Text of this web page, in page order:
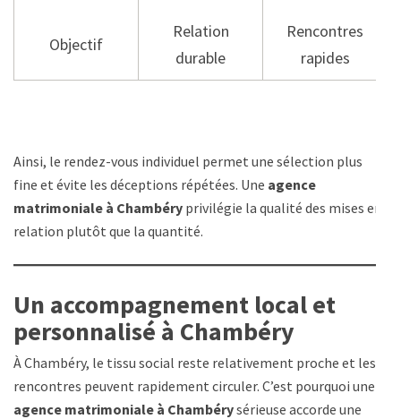
Objectif
Relation
durable
Rencontres
rapides
Ainsi, le rendez-vous individuel permet une sélection plus
fine et évite les déceptions répétées. Une agence
matrimoniale à Chambéry privilégie la qualité des mises en
relation plutôt que la quantité.
Un accompagnement local et
personnalisé à Chambéry
À Chambéry, le tissu social reste relativement proche et les
rencontres peuvent rapidement circuler. C’est pourquoi une
agence matrimoniale à Chambérysérieuse accorde une